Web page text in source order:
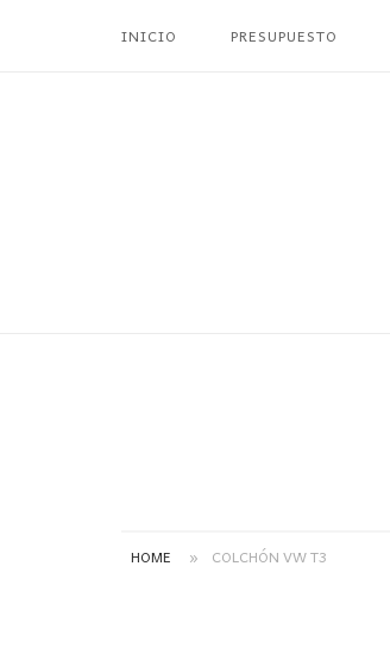
INICIO PRESUPUESTO
HOME » COLCHÓN VW T3